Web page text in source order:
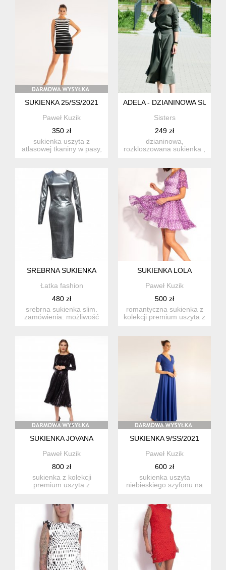
SUKIENKA 25/SS/2021
Paweł Kuzik
350 zł
sukienka uszyta z
atłasowej tkaniny w pasy,
ADELA - DZIANINOWA
Sisters
249 zł
dzianinowa,
rozkloszowana sukienka ,
SREBRNA SUKIENKA
Łatka fashion
480 zł
srebrna sukienka slim.
zamówienia: możliwość
SUKIENKA LOLA
Paweł Kuzik
500 zł
romantyczna sukienka z
kolekcji premium uszyta z
SUKIENKA JOVANA
Paweł Kuzik
800 zł
sukienka z kolekcji
premium uszyta z
SUKIENKA 9/SS/2021
Paweł Kuzik
600 zł
sukienka uszyta
niebieskiego szyfonu na